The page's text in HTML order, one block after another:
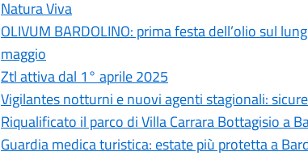
Natura Viva
OLIVUM BARDOLINO: prima festa dell’olio sul
maggio
Ztl attiva dal 1° aprile 2025
Vigilantes notturni e nuovi agenti stagionali:
Riqualificato il parco di Villa Carrara Bottagisio a
Guardia medica turistica: estate più protetta a